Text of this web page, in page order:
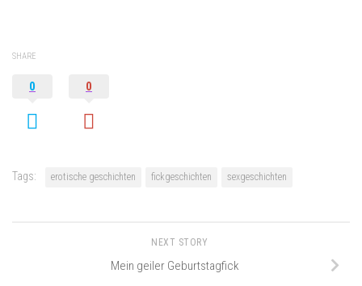
SHARE
0 0
Tags: erotische geschichten fickgeschichten sexgeschichten
NEXT STORY
Mein geiler Geburtstagfick